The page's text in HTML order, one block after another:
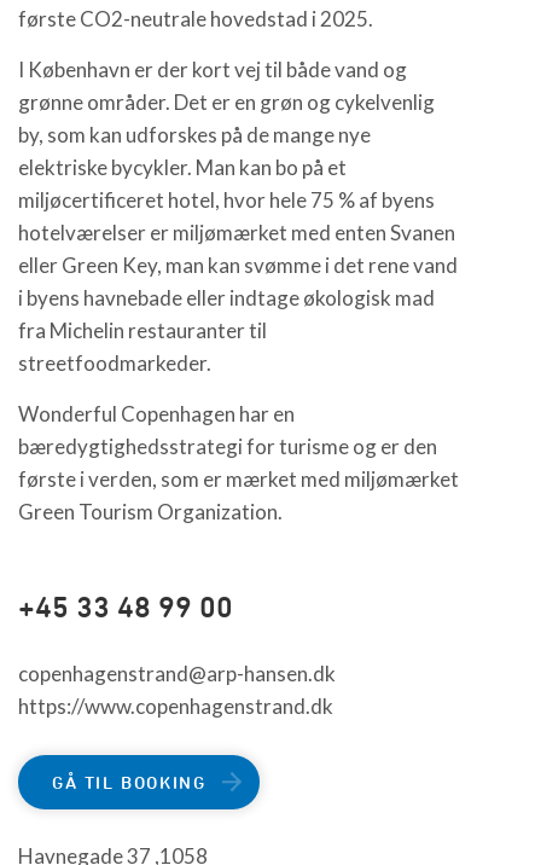
første CO2-neutrale hovedstad i 2025.
I København er der kort vej til både vand og
grønne områder. Det er en grøn og cykelvenlig
by, som kan udforskes på de mange nye
elektriske bycykler. Man kan bo på et
miljøcertificeret hotel, hvor hele 75 % af byens
hotelværelser er miljømærket med enten Svanen
eller Green Key, man kan svømme i det rene vand
i byens havnebade eller indtage økologisk mad
fra Michelin restauranter til
streetfoodmarkeder.
Wonderful Copenhagen har en
bæredygtighedsstrategi for turisme og er den
første i verden, som er mærket med miljømærket
Green Tourism Organization.
+45 33 48 99 00
copenhagenstrand@arp-hansen.dk
https://www.copenhagenstrand.dk
GÅ TIL BOOKING
Havnegade 37 ,1058